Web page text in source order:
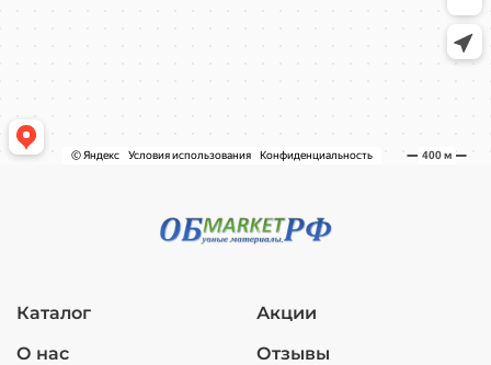
Каталог
О нас
Акции
Отзывы